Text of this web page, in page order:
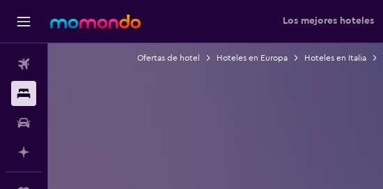
Los mejores hoteles
Ofertas de hotel Hoteles en Europa Hoteles en Italia